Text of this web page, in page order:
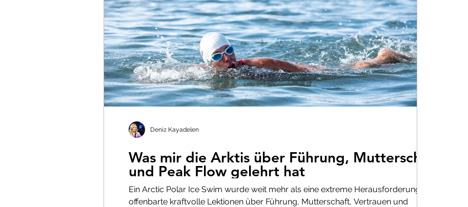
Was mir die Arktis über Führung, Mutterschaft
und Peak Flow gelehrt hat
Ein Arctic Polar Ice Swim wurde weit mehr als eine extreme Herausforderung – er
offenbarte kraftvolle Lektionen über Führung, Mutterschaft, Vertrauen und
Deniz Kayadelen